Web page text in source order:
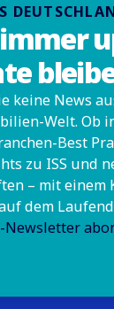
keine News
Welt. Ob
Best
zu ISS und
– mit einem
dem
Newsletter